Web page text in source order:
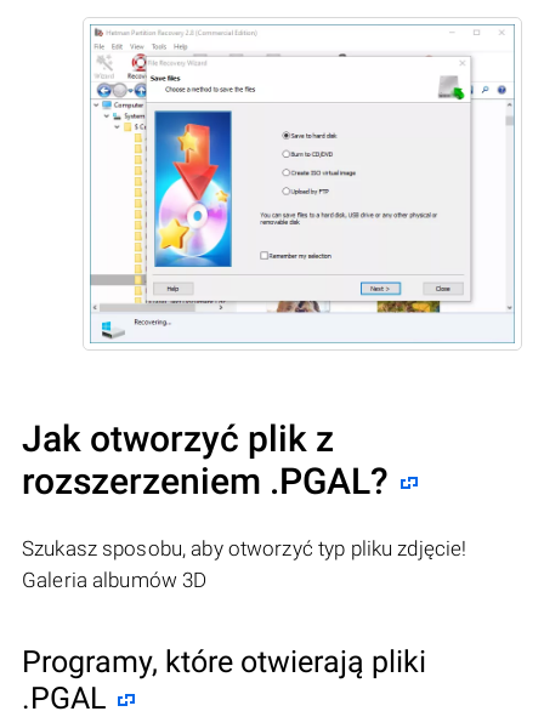
Jak otworzyć plik z
rozszerzeniem .PGAL?
Szukasz sposobu, aby otworzyć typ pliku zdjęcie!
Galeria albumów 3D
Programy, które otwierają pliki
.PGAL